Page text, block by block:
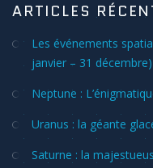
ARTICLES
Les événements
janvier – 31 décembre)
Neptune :
Uranus : la géante
Saturne : la